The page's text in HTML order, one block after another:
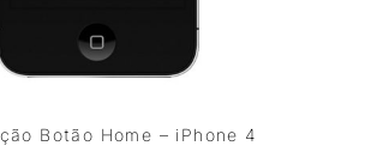
Botão Home – iPhone 4